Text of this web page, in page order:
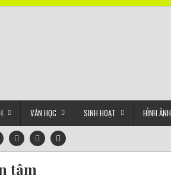
VĂN HỌC SINH HOẠT HÌNH ẢNH
tâm